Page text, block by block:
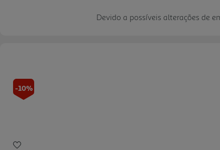
Devido a possíveis alterações de
-10%